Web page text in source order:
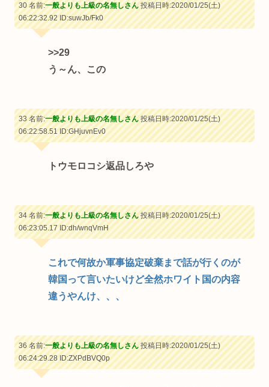
30 名前:一般よりも上級の名無しさん投稿日時:2020/01/25(土)
06:22:32.92ID:suwJb/Fk0
>>29
う～ん、この
33 名前:一般よりも上級の名無しさん投稿日時:2020/01/25(土)
06:22:58.51ID:GHjuvnEv0
トウモロコシ返品しろや
34 名前:一般よりも上級の名無しさん投稿日時:2020/01/25(土)
06:23:05.17ID:dh/wnqVmH
これで何故か軍事協定破棄まで話が行くのが
韓国って言いたいけど全然ホワイト国の内容
違うやんけ、、、
36 名前:一般よりも上級の名無しさん投稿日時:2020/01/25(土)
06:24:29.28ID:ZXPdBVQ0p